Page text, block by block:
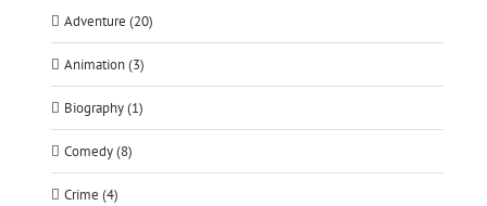
Adventure (20)
Animation (3)
Biography (1)
Comedy (8)
Crime (4)